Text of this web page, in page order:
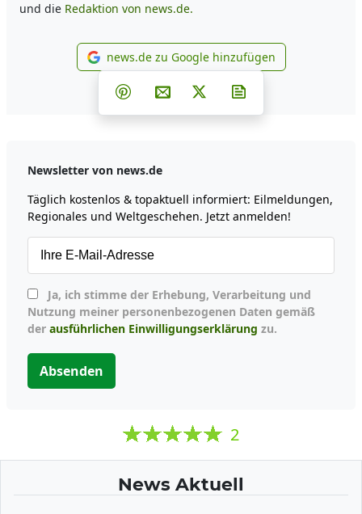
und die Redaktion von news.de.
news.de zu Google
news.de zu Google hinzufügen
Teilen auf Facebook
Teilen auf Whatsapp
Teilen auf Telegram
Teilen auf Pinterest
Per E-Mail teilen
Post auf X
Newsletter von news.de
Täglich kostenlos & topaktuell informiert: Eilmeldungen,
Regionales und Weltgeschehen. Jetzt anmelden!
Nutzung meiner personenbezogenen Daten gemäß
der ausführlichen Einwilligungserklärung zu.
Absenden
2
News Aktuell